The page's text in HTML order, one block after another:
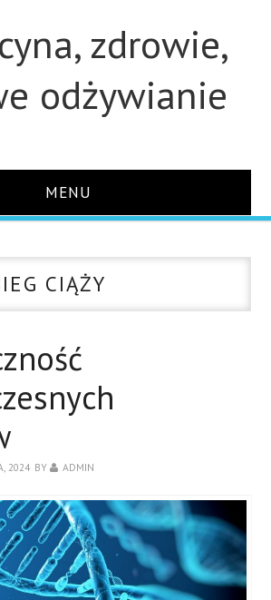
zdrowie,
odżywianie
MENU
CIĄŻY
2024 BY ADMIN